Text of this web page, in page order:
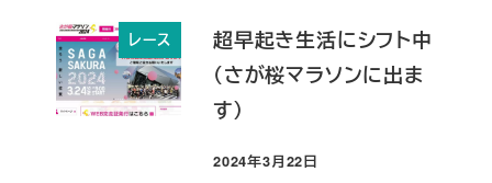
レース
超早起き生活にシフト中
（さが桜マラソンに出ま
す）
投稿日
2024年3月22日